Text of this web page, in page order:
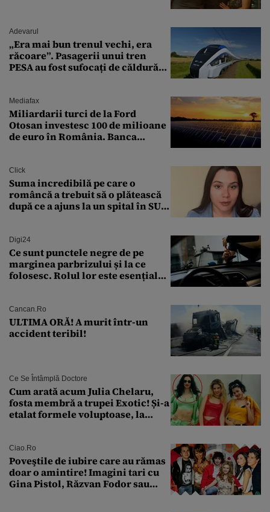
Adevarul
„Era mai bun trenul vechi, era
răcoare”. Pasagerii unui tren
PESA au fost sufocați de căldură
Mediafax
Miliardarii turci de la Ford
Otosan investesc 100 de milioane
de euro în România. Banca
Click
Suma incredibilă pe care o
româncă a trebuit să o plătească
după ce a ajuns la un spital în SUA:
Digi24
Ce sunt punctele negre de pe
marginea parbrizului și la ce
folosesc. Rolul lor este esențial
Cancan.ro
ULTIMA ORĂ! A murit într-un
accident teribil!
Ce Se Întâmplă Doctore
Cum arată acum Julia Chelaru,
fosta membră a trupei Exotic! Și-a
etalat formele voluptoase, la
Ciao.ro
Poveştile de iubire care au rămas
doar o amintire! Imagini tari cu
Gina Pistol, Răzvan Fodor sau